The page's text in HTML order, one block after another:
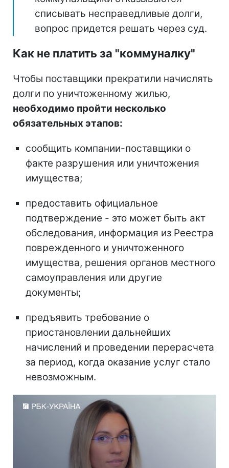
списывать несправедливые долги,
вопрос придется решать через суд.
Как не платить за "коммуналку"
Чтобы поставщики прекратили начислять
долги по уничтоженному жилью,
необходимо пройти несколько
обязательных этапов:
сообщить компании-поставщики о
факте разрушения или уничтожения
имущества;
предоставить официальное
подтверждение - это может быть акт
обследования, информация из Реестра
поврежденного и уничтоженного
имущества, решения органов местного
самоуправления или другие
документы;
предъявить требование о
приостановлении дальнейших
начислений и проведении перерасчета
за период, когда оказание услуг стало
невозможным.